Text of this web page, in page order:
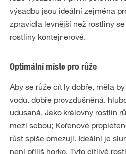
výsadbu jsou ideální zejména
zpravidla levnější než rostliny
rostliny kontejnerové.
Optimální místo pro růže
Aby se růže cítily dobře, měla
vodu, dobře provzdušněná,
udusaná. Jako královny rostlin
mezi sebou; Kořenové
růst spíše omezují. Ideální je
není příliš horko. Tyto citlivé